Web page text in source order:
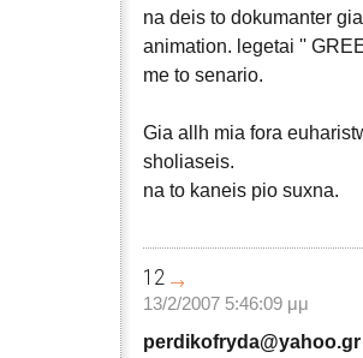
na deis to dokumanter
animation. legetai ''
me to senario.
Gia allh mia fora
sholiaseis.
na to kaneis pio suxna.
12
13/2/2007 5:46:09 μμ
perdikofryda@yahoo.gr